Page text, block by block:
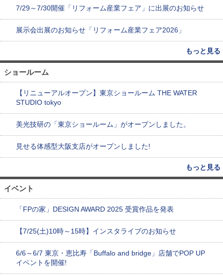
7/29～7/30開催「リフォーム産業フェア」に出展のお知らせ
展示会出展のお知らせ「リフォーム産業フェア2026」
もっと見る
ショールーム
【リニューアルオープン】東京ショールーム THE WATER
STUDIO tokyo
美光技研の「東京ショールーム」がオープンしました。
見せる体感型大阪支店がオープンしました!
もっと見る
イベント
「FPの家」DESIGN AWARD 2025 受賞作品を発表
【7/25(土)10時～15時】インスタライブのお知らせ
6/6～6/7 東京・恵比寿「Buffalo and bridge」店舗でPOP UP
イベントを開催!